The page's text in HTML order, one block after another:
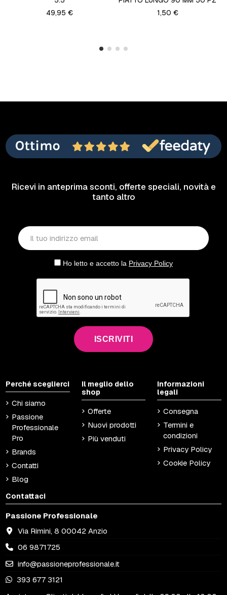
49,95 €
1,50 €
Ricevi in anteprima sconti, offerte speciali, novità e
tanto altro
Ho letto e accetto la Privacy Policy
ISCRIVITI
Perché sceglierci
Chi siamo
Passione
Professionale
Pro
Brands
Contatti
Blog
Il meglio dello
shop
Offerte
Nuovi prodotti
Più venduti
Informazioni
legali
Consegna
Termini e
condizioni
Privacy Policy
Cookie Policy
Contattaci
Passione Professionale
Via Rimini, 8 00042 Anzio
06 9871725
info@passioneprofessionale.it
393 677 3121